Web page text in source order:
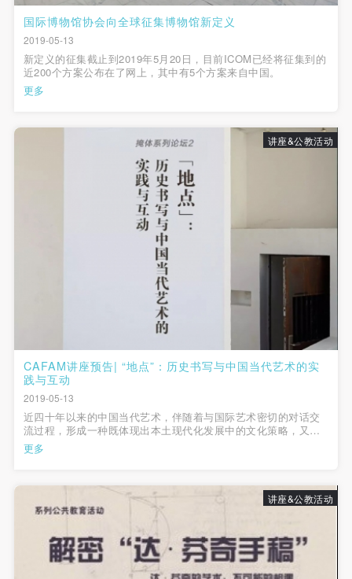
国际博物馆协会向全球征集博物馆新定义
2019-05-13
新定义的征集截止到2019年5月20日，目前ICOM已经将征集到的
近200个方案公布在了网上，其中有5个方案来自中国。
更多
讲座&公教活动
CAFAM讲座预告| “地点”：历史书写与中国当代艺术的实
践与互动
2019-05-13
近四十年以来的中国当代艺术，伴随着与国际艺术密切的对话交
流过程，形成一种既体现出本土现代化发展中的文化策略，又不
断地表现出加入全球网络之后传统与现代辩证发展的种种冲突和
矛盾的现象。或者说正是缘由这种复杂的文化心理与精神结构的
更多
讲座&公教活动
失。活动中任何非事故当事人及美术馆将不承担人身
事故的任何责任。
中央美术学院美术馆肖像权许可使用协议
根据《中华人民共和国广告法》、《中华人民共和国
民法通则》以及 最高人民法院关于贯彻执行 《中华
有关规定，为明确肖像许可方（甲方）和使用方（乙
方）的权利义务关系，经双方友好协商，甲乙双方就
带有甲方肖像的作品的使用达成如下一致协议：
（1）、甲方为本协议中的肖像权人，自愿将自己的
肖像权许可乙方作符合本协议约定和法律规定的用
（2）、乙方中央美术学院美术馆是一所具有标志
性、专业性、国际化的现代公共美术馆。中央美术学
院美术馆与时代同行，努力塑造一个开放、自由、学
术的空间氛围，竭诚与各单位、企业、机构、艺术家
和观众进行良好互动。以学院的学术研究为基础，积
极策划国际、国内多视角、多领域的展览、论坛及公
共教育活动，为美院师生、中外艺术家以及社会公众
提供一个交流、学习、展示的平台。作为一家公益性
（3）、乙方为甲方拍摄中央美术学院公共教育部所
有公教活动。
二、拍摄内容、使用形式、使用地域范围
失。活动中任何非事故当事人及美术馆将不承担人身
事故的任何责任。
中央美术学院美术馆肖像权许可使用协议
根据《中华人民共和国广告法》、《中华人民共和国
民法通则》以及 最高人民法院关于贯彻执行 《中华
有关规定，为明确肖像许可方（甲方）和使用方（乙
方）的权利义务关系，经双方友好协商，甲乙双方就
带有甲方肖像的作品的使用达成如下一致协议：
（1）、甲方为本协议中的肖像权人，自愿将自己的
肖像权许可乙方作符合本协议约定和法律规定的用
（2）、乙方中央美术学院美术馆是一所具有标志
性、专业性、国际化的现代公共美术馆。中央美术学
院美术馆与时代同行，努力塑造一个开放、自由、学
术的空间氛围，竭诚与各单位、企业、机构、艺术家
和观众进行良好互动。以学院的学术研究为基础，积
极策划国际、国内多视角、多领域的展览、论坛及公
共教育活动，为美院师生、中外艺术家以及社会公众
提供一个交流、学习、展示的平台。作为一家公益性
（3）、乙方为甲方拍摄中央美术学院公共教育部所
有公教活动。
二、拍摄内容、使用形式、使用地域范围
失。活动中任何非事故当事人及美术馆将不承担人身
事故的任何责任。
中央美术学院美术馆肖像权许可使用协议
根据《中华人民共和国广告法》、《中华人民共和国
民法通则》以及 最高人民法院关于贯彻执行 《中华
有关规定，为明确肖像许可方（甲方）和使用方（乙
方）的权利义务关系，经双方友好协商，甲乙双方就
带有甲方肖像的作品的使用达成如下一致协议：
（1）、甲方为本协议中的肖像权人，自愿将自己的
肖像权许可乙方作符合本协议约定和法律规定的用
（2）、乙方中央美术学院美术馆是一所具有标志
性、专业性、国际化的现代公共美术馆。中央美术学
院美术馆与时代同行，努力塑造一个开放、自由、学
术的空间氛围，竭诚与各单位、企业、机构、艺术家
和观众进行良好互动。以学院的学术研究为基础，积
极策划国际、国内多视角、多领域的展览、论坛及公
共教育活动，为美院师生、中外艺术家以及社会公众
提供一个交流、学习、展示的平台。作为一家公益性
（3）、乙方为甲方拍摄中央美术学院公共教育部所
有公教活动。
二、拍摄内容、使用形式、使用地域范围